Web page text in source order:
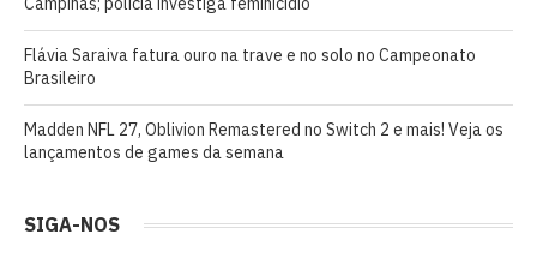
Flávia Saraiva fatura ouro na trave e no solo no Campeonato
Brasileiro
Madden NFL 27, Oblivion Remastered no Switch 2 e mais! Veja os
lançamentos de games da semana
SIGA-NOS